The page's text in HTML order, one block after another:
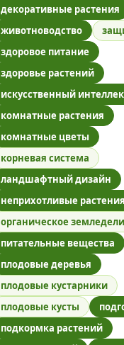
декоративные растения
животноводство
здоровое питание
здоровье растений
искусственный
комнатные растения
комнатные цветы
корневая система
ландшафтный дизайн
неприхотливые растения
органическое
питательные вещества
плодовые деревья
плодовые кустарники
плодовые кусты
подкормка растений